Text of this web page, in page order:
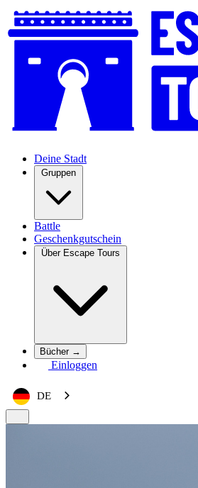
Deine Stadt
Gruppen
Battle
Geschenkgutschein
Über Escape Tours
Bücher →
Einloggen
DE